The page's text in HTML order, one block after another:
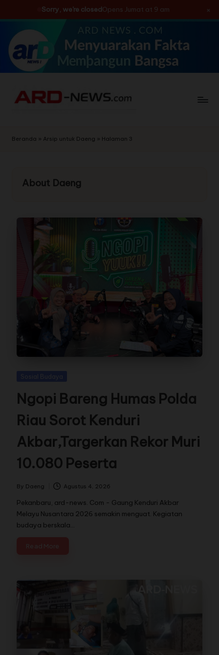
Sorry, we're closedOpens Jumat at 9 am ×
Skip
content
Beranda » Arsip untuk Daeng » Halaman 3
About Daeng
Sosial Budaya
Ngopi Bareng Humas Polda
Riau Sorot Kenduri
Akbar,Targerkan Rekor Muri
10.080 Peserta
By Daeng Agustus 4, 2026
Pekanbaru, ard-news. Com - Gaung Kenduri Akbar
Melayu Nusantara 2026 semakin menguat. Kegiatan
budaya berskala…